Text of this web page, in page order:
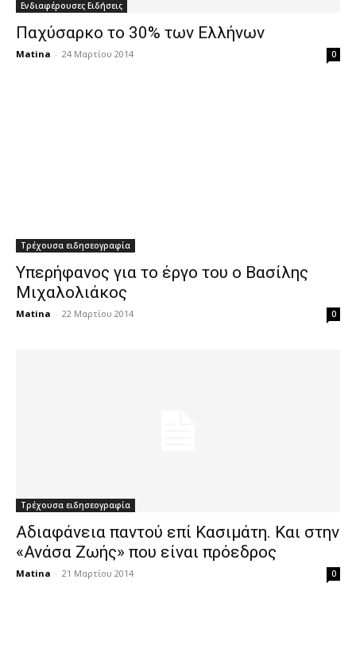
Ενδιαφέρουσες Ειδήσεις
Παχύσαρκο το 30% των Ελλήνων
Matina - 24 Μαρτίου 2014 0
Τρέχουσα ειδησεογραφία
Υπερήφανος για το έργο του ο Βασίλης
Μιχαλολιάκος
Matina - 22 Μαρτίου 2014 0
Τρέχουσα ειδησεογραφία
Αδιαφάνεια παντού επί Κασιμάτη. Και στην
«Ανάσα Ζωής» που είναι πρόεδρος
Matina - 21 Μαρτίου 2014 0